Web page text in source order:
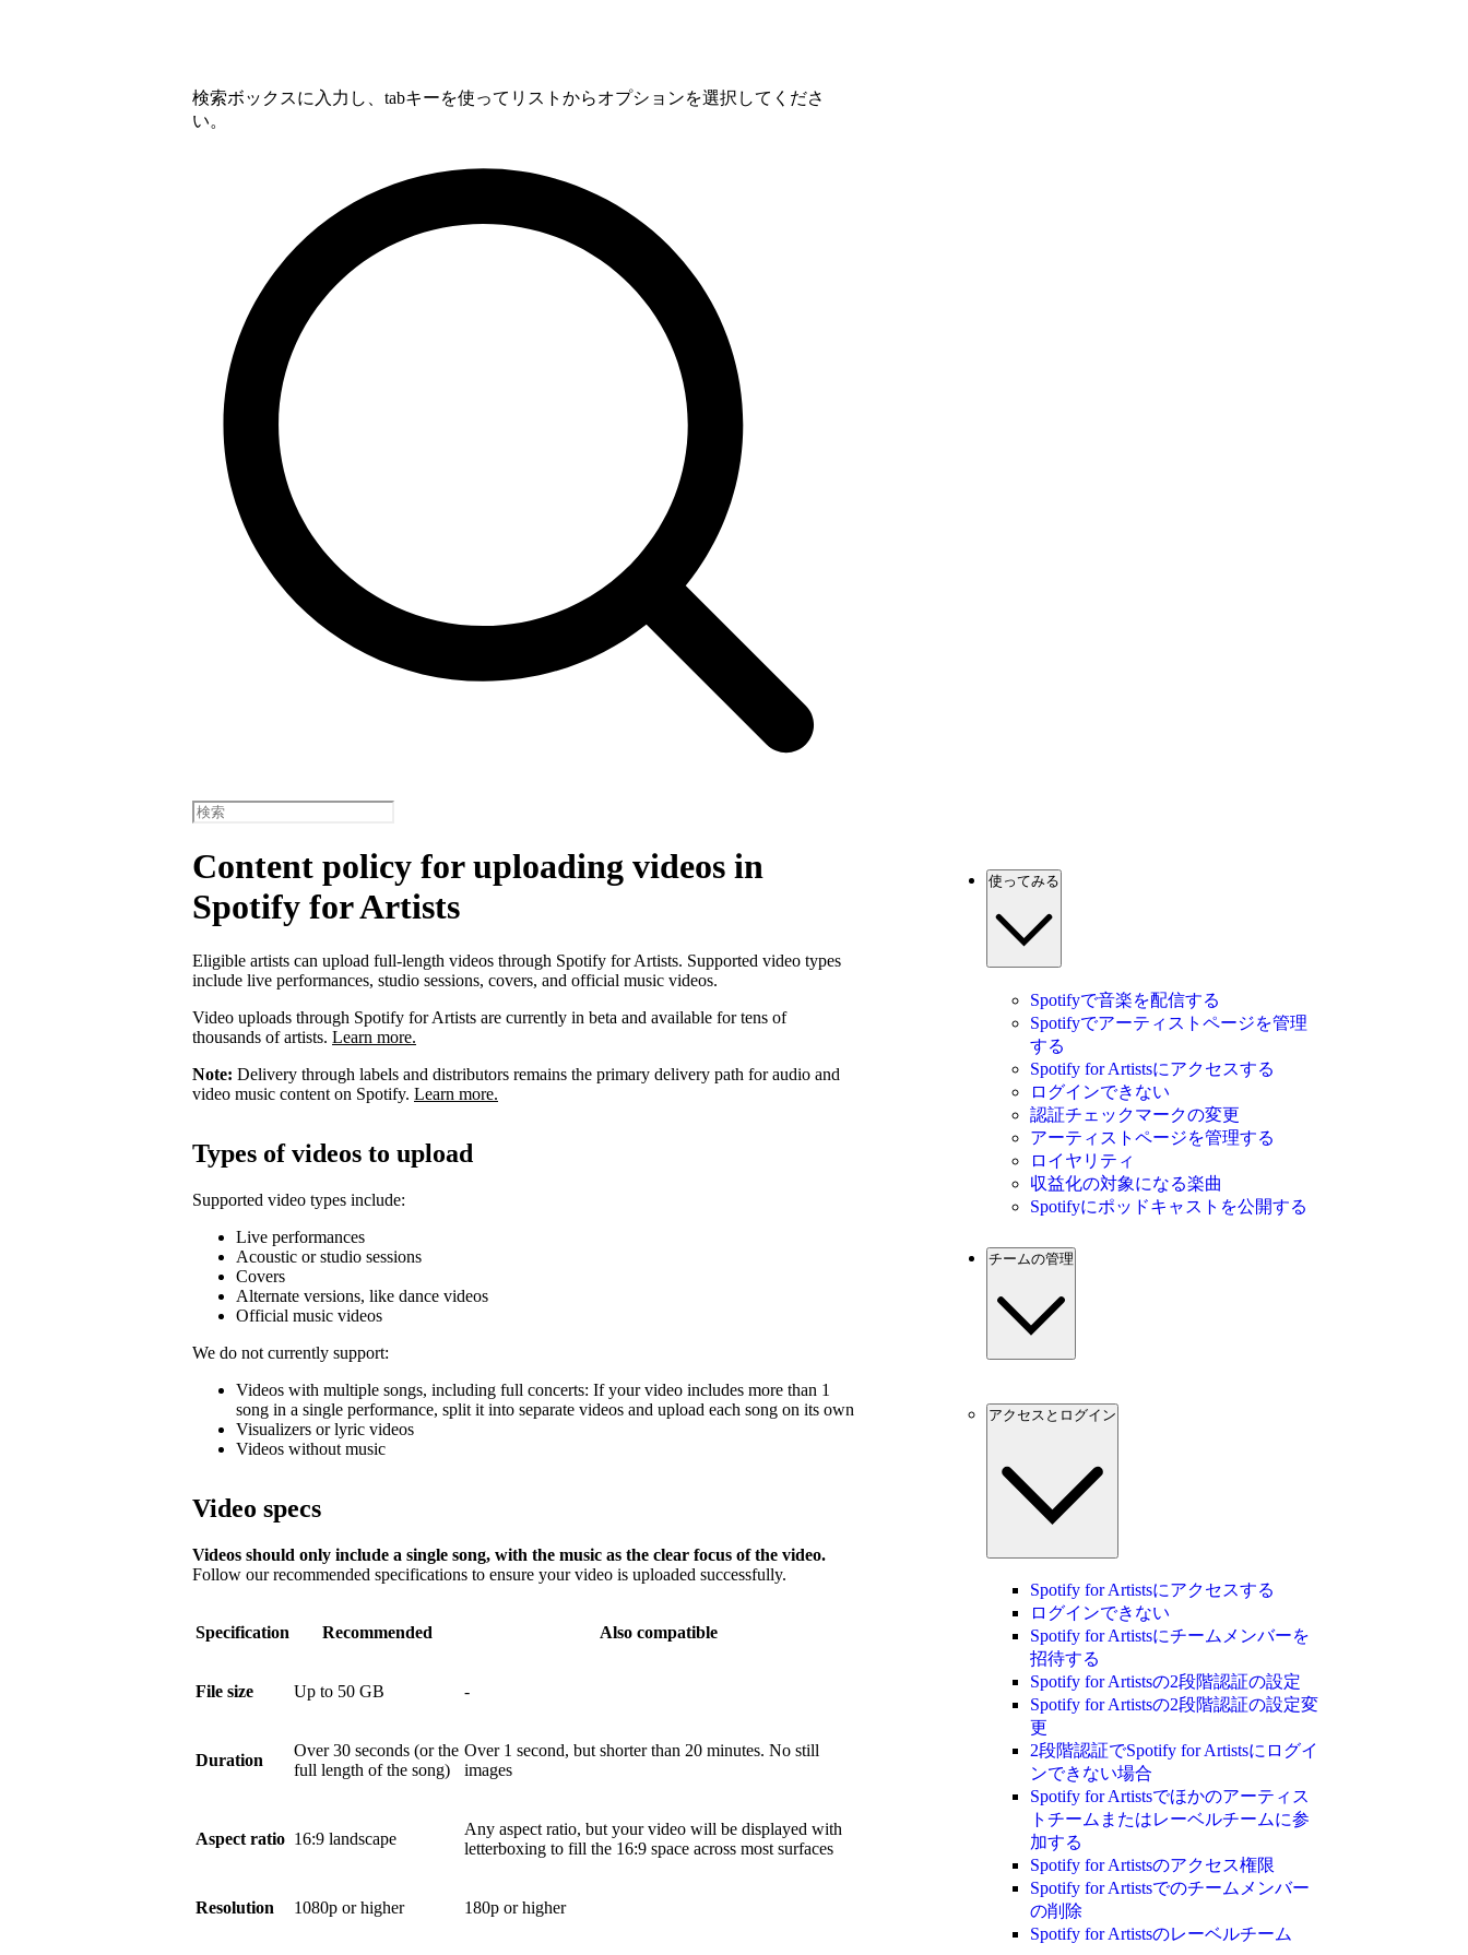
検索ボックスに入力し、tabキーを使ってリストからオプションを選択してくださ
い。
Content policy for uploading videos in
Spotify for Artists
Eligible artists can upload full-length videos through Spotify for Artists. Supported video types
include live performances, studio sessions, covers, and official music videos.
Video uploads through Spotify for Artists are currently in beta and available for tens of
thousands of artists. Learn more.
Note: Delivery through labels and distributors remains the primary delivery path for audio and
video music content on Spotify. Learn more.
Types of videos to upload
Supported video types include:
Live performances
Acoustic or studio sessions
Covers
Alternate versions, like dance videos
Official music videos
We do not currently support:
Videos with multiple songs, including full concerts: If your video includes more than 1
song in a single performance, split it into separate videos and upload each song on its own
Visualizers or lyric videos
Videos without music
Video specs
Videos should only include a single song, with the music as the clear focus of the video.
Follow our recommended specifications to ensure your video is uploaded successfully.
Specification Recommended Also compatible
File size Up to 50 GB -
Duration
Over 30 seconds (or the
full length of the song)
Over 1 second, but shorter than 20 minutes. No still
images
Aspect ratio 16:9 landscape
Any aspect ratio, but your video will be displayed with
letterboxing to fill the 16:9 space across most surfaces
Resolution 1080p or higher 180p or higher
使ってみる
Spotifyで音楽を配信する
Spotifyでアーティストページを管理
する
Spotify for Artistsにアクセスする
ログインできない
認証チェックマークの変更
アーティストページを管理する
ロイヤリティ
収益化の対象になる楽曲
Spotifyにポッドキャストを公開する
チームの管理
アクセスとログイン
Spotify for Artistsにアクセスする
ログインできない
Spotify for Artistsにチームメンバーを
招待する
Spotify for Artistsの2段階認証の設定
Spotify for Artistsの2段階認証の設定変
更
2段階認証でSpotify for Artistsにログイ
ンできない場合
Spotify for Artistsでほかのアーティス
トチームまたはレーベルチームに参
加する
Spotify for Artistsのアクセス権限
Spotify for Artistsでのチームメンバー
の削除
Spotify for Artistsのレーベルチーム